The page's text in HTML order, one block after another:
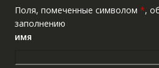
Поля, помеченные символом *,
заполнению
имя